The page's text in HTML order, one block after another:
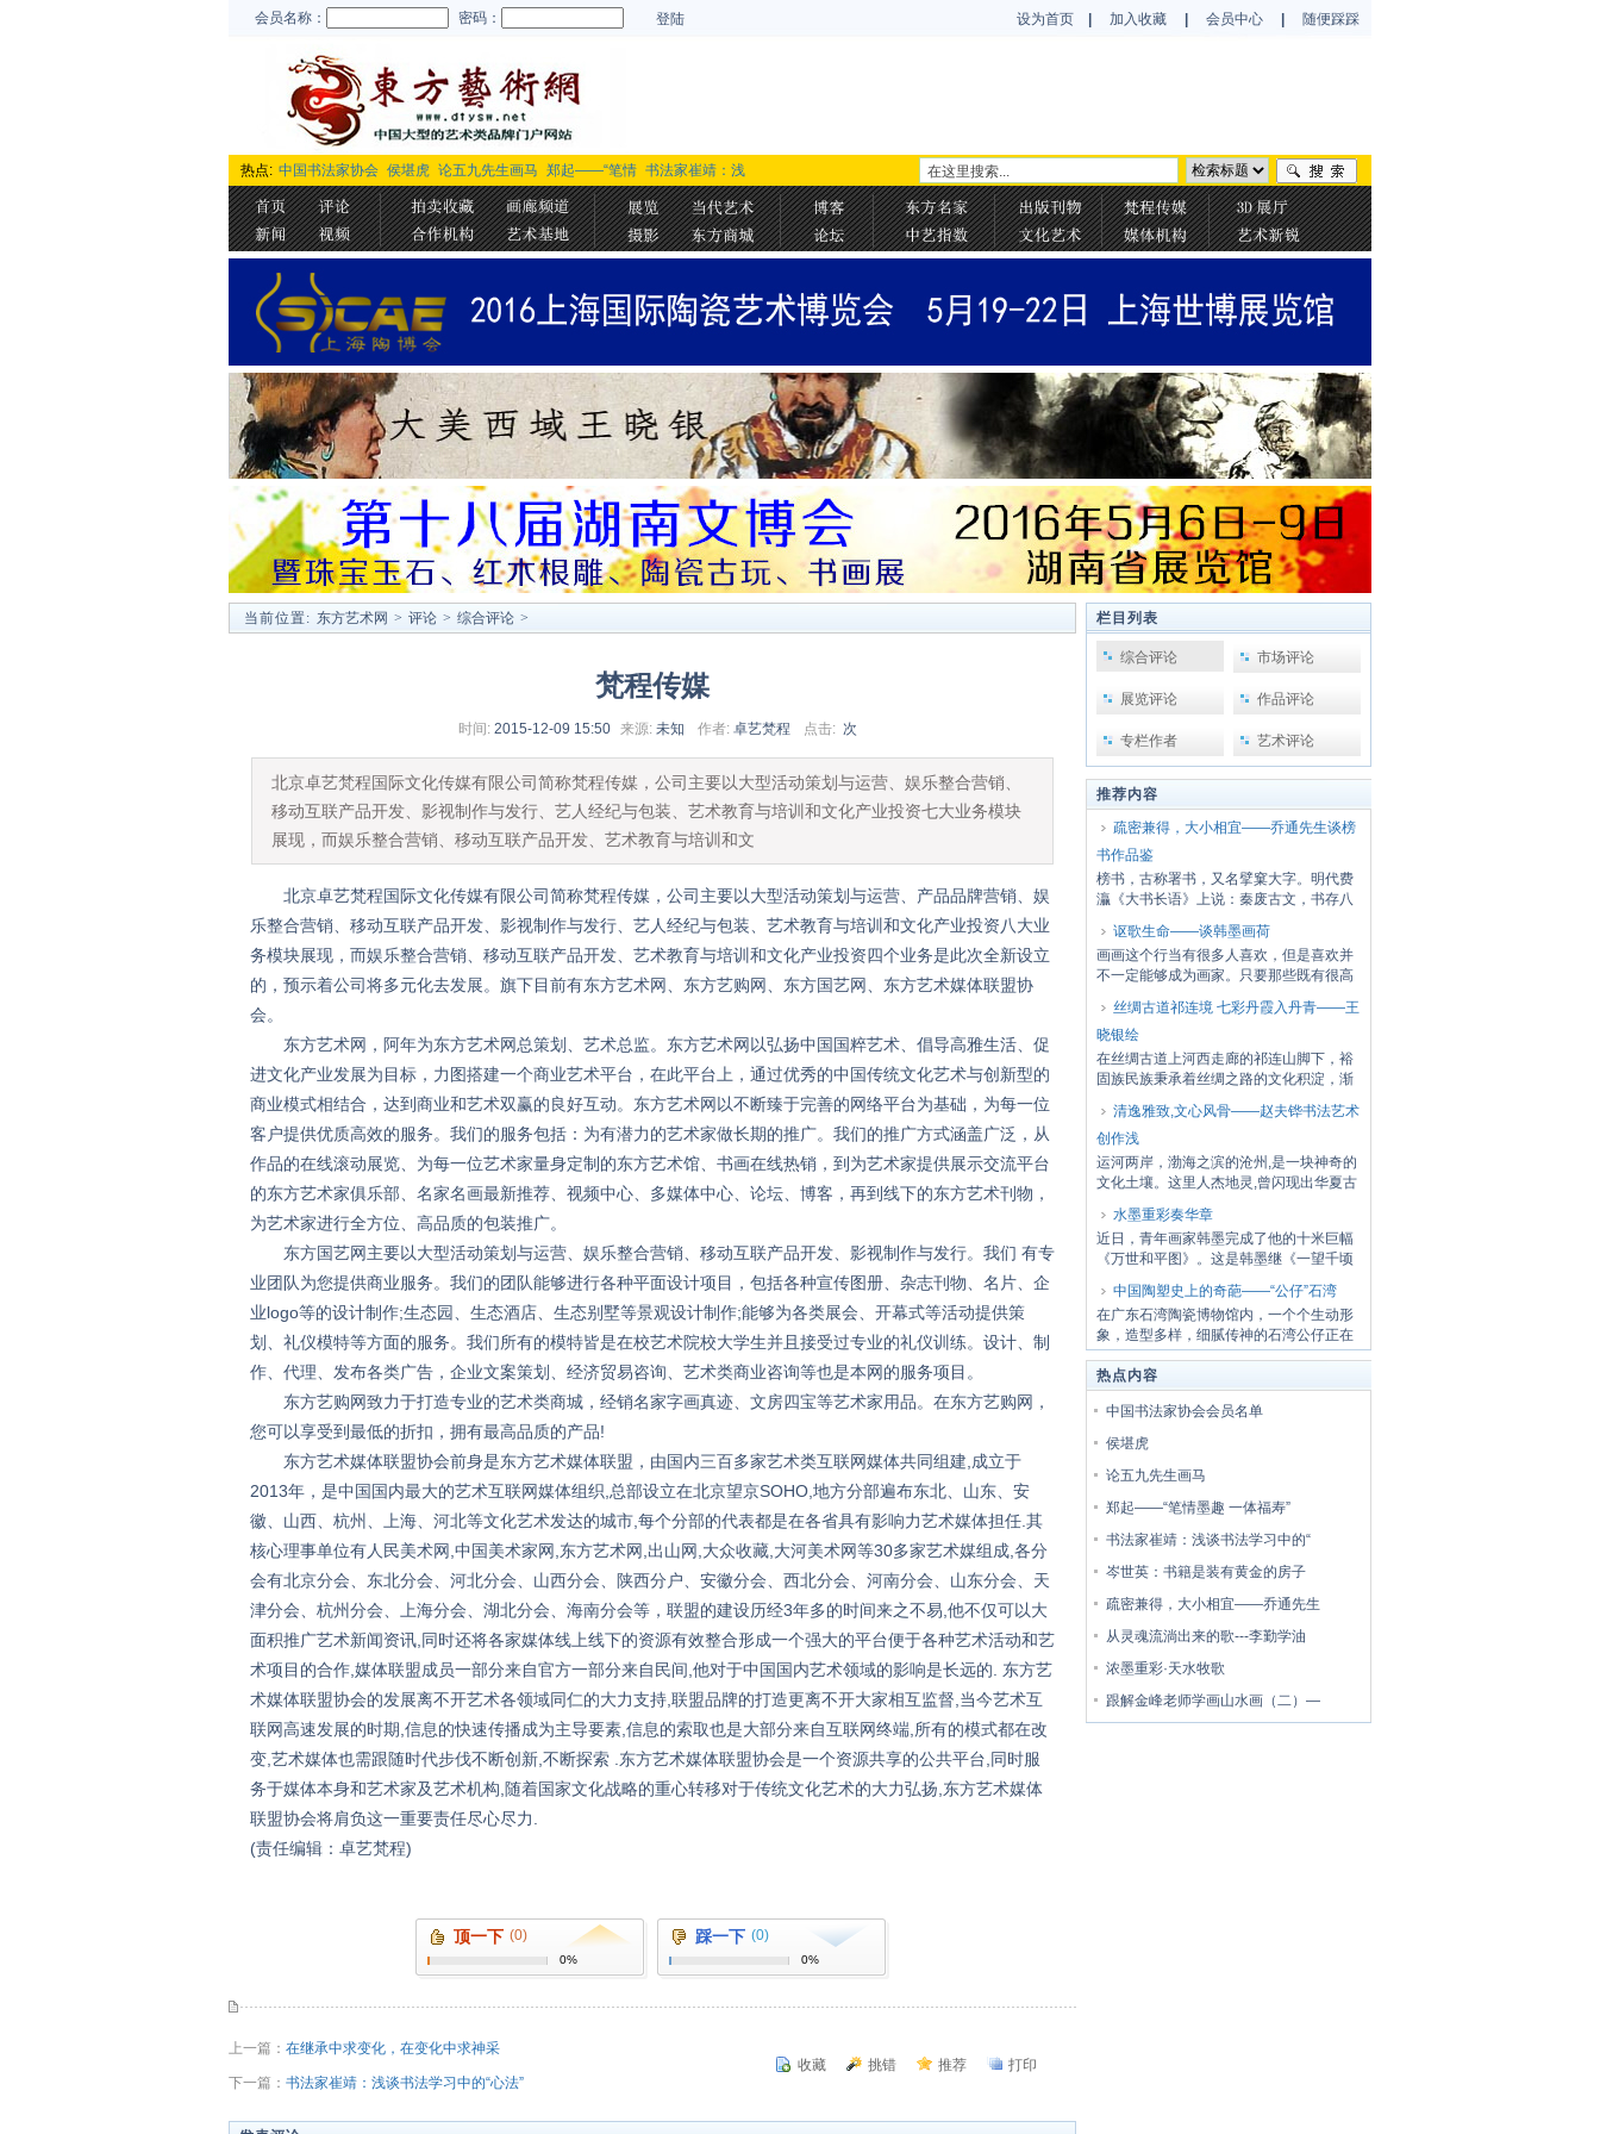
会员名称： 密码： 登陆 设为首页 加入收藏 会员中心 随便踩踩
热点: 中国书法家协会 侯堪虎 论五九先生画马 郑起——“笔情 书法家崔靖：浅
当前位置: 东方艺术网 > 评论 > 综合评论 >
梵程传媒
时间: 2015-12-09 15:50 来源: 未知 作者: 卓艺梵程 点击: 次
北京卓艺梵程国际文化传媒有限公司简称梵程传媒，公司主要以大型活动策划与运营、娱乐整合营销、
移动互联产品开发、影视制作与发行、艺人经纪与包装、艺术教育与培训和文化产业投资七大业务模块
展现，而娱乐整合营销、移动互联产品开发、艺术教育与培训和文
北京卓艺梵程国际文化传媒有限公司简称梵程传媒，公司主要以大型活动策划与运营、产品品牌营销、娱
乐整合营销、移动互联产品开发、影视制作与发行、艺人经纪与包装、艺术教育与培训和文化产业投资八大业
务模块展现，而娱乐整合营销、移动互联产品开发、艺术教育与培训和文化产业投资四个业务是此次全新设立
的，预示着公司将多元化去发展。旗下目前有东方艺术网、东方艺购网、东方国艺网、东方艺术媒体联盟协
会。
东方艺术网，阿年为东方艺术网总策划、艺术总监。东方艺术网以弘扬中国国粹艺术、倡导高雅生活、促
进文化产业发展为目标，力图搭建一个商业艺术平台，在此平台上，通过优秀的中国传统文化艺术与创新型的
商业模式相结合，达到商业和艺术双赢的良好互动。东方艺术网以不断臻于完善的网络平台为基础，为每一位
客户提供优质高效的服务。我们的服务包括：为有潜力的艺术家做长期的推广。我们的推广方式涵盖广泛，从
作品的在线滚动展览、为每一位艺术家量身定制的东方艺术馆、书画在线热销，到为艺术家提供展示交流平台
的东方艺术家俱乐部、名家名画最新推荐、视频中心、多媒体中心、论坛、博客，再到线下的东方艺术刊物，
为艺术家进行全方位、高品质的包装推广。
东方国艺网主要以大型活动策划与运营、娱乐整合营销、移动互联产品开发、影视制作与发行。我们 有专
业团队为您提供商业服务。我们的团队能够进行各种平面设计项目，包括各种宣传图册、杂志刊物、名片、企
业logo等的设计制作;生态园、生态酒店、生态别墅等景观设计制作;能够为各类展会、开幕式等活动提供策
划、礼仪模特等方面的服务。我们所有的模特皆是在校艺术院校大学生并且接受过专业的礼仪训练。设计、制
作、代理、发布各类广告，企业文案策划、经济贸易咨询、艺术类商业咨询等也是本网的服务项目。
东方艺购网致力于打造专业的艺术类商城，经销名家字画真迹、文房四宝等艺术家用品。在东方艺购网，
您可以享受到最低的折扣，拥有最高品质的产品!
东方艺术媒体联盟协会前身是东方艺术媒体联盟，由国内三百多家艺术类互联网媒体共同组建,成立于
2013年，是中国国内最大的艺术互联网媒体组织,总部设立在北京望京SOHO,地方分部遍布东北、山东、安
徽、山西、杭州、上海、河北等文化艺术发达的城市,每个分部的代表都是在各省具有影响力艺术媒体担任.其
核心理事单位有人民美术网,中国美术家网,东方艺术网,出山网,大众收藏,大河美术网等30多家艺术媒组成,各分
会有北京分会、东北分会、河北分会、山西分会、陕西分户、安徽分会、西北分会、河南分会、山东分会、天
津分会、杭州分会、上海分会、湖北分会、海南分会等，联盟的建设历经3年多的时间来之不易,他不仅可以大
面积推广艺术新闻资讯,同时还将各家媒体线上线下的资源有效整合形成一个强大的平台便于各种艺术活动和艺
术项目的合作,媒体联盟成员一部分来自官方一部分来自民间,他对于中国国内艺术领域的影响是长远的. 东方艺
术媒体联盟协会的发展离不开艺术各领域同仁的大力支持,联盟品牌的打造更离不开大家相互监督,当今艺术互
联网高速发展的时期,信息的快速传播成为主导要素,信息的索取也是大部分来自互联网终端,所有的模式都在改
变,艺术媒体也需跟随时代步伐不断创新,不断探索 .东方艺术媒体联盟协会是一个资源共享的公共平台,同时服
务于媒体本身和艺术家及艺术机构,随着国家文化战略的重心转移对于传统文化艺术的大力弘扬,东方艺术媒体
联盟协会将肩负这一重要责任尽心尽力.
(责任编辑：卓艺梵程)
顶一下 (0)
0%
踩一下 (0)
0%
上一篇： 在继承中求变化，在变化中求神采
下一篇： 书法家崔靖：浅谈书法学习中的“心法”
收藏 挑错 推荐 打印
栏目列表
综合评论 市场评论
展览评论 作品评论
专栏作者 艺术评论
推荐内容
疏密兼得，大小相宜——乔通先生谈榜
书作品鉴
榜书，古称署书，又名擘窠大字。明代费
灜《大书长语》上说：秦废古文，书存八
讴歌生命——谈韩墨画荷
画画这个行当有很多人喜欢，但是喜欢并
不一定能够成为画家。只要那些既有很高
丝绸古道祁连境 七彩丹霞入丹青——王
晓银绘
在丝绸古道上河西走廊的祁连山脚下，裕
固族民族秉承着丝绸之路的文化积淀，渐
清逸雅致,文心风骨——赵夫铧书法艺术
创作浅
运河两岸，渤海之滨的沧州,是一块神奇的
文化土壤。这里人杰地灵,曾闪现出华夏古
水墨重彩奏华章
近日，青年画家韩墨完成了他的十米巨幅
《万世和平图》。这是韩墨继《一望千顷
中国陶塑史上的奇葩——“公仔”石湾
在广东石湾陶瓷博物馆内，一个个生动形
象，造型多样，细腻传神的石湾公仔正在
静静的接...
热点内容
中国书法家协会会员名单
侯堪虎
论五九先生画马
郑起——“笔情墨趣 一体福寿”
书法家崔靖：浅谈书法学习中的“
岑世英：书籍是装有黄金的房子
疏密兼得，大小相宜——乔通先生
从灵魂流淌出来的歌---李勤学油
浓墨重彩·天水牧歌
跟解金峰老师学画山水画（二）—